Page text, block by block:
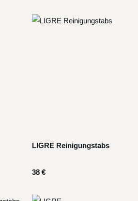
LIGRE Reinigungstabs
38 €